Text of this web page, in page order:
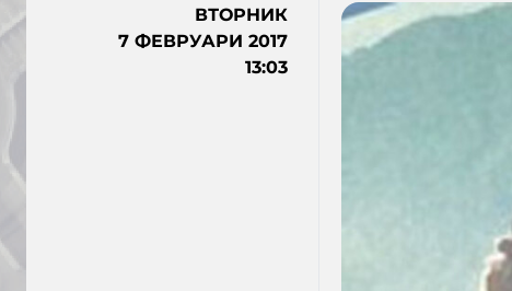
ВТОРНИК
7 ФЕВРУАРИ 2017
13:03